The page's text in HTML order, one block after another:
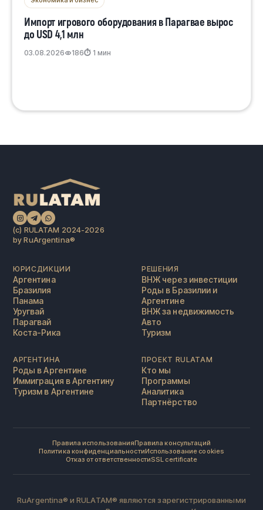
Импорт игрового оборудования в Парагвае вырос
до USD 4,1 млн
03.08.2026 186⏱ 1 мин
(c) RULATAM 2024-2026
by RuArgentina®️
ЮРИСДИКЦИИ
Аргентина
Бразилия
Панама
Уругвай
Парагвай
Коста-Рика
РЕШЕНИЯ
ВНЖ через инвестиции
Роды в Бразилии и
Аргентине
ВНЖ за недвижимость
Авто
Туризм
АРГЕНТИНА
Роды в Аргентине
Иммиграция в Аргентину
Туризм в Аргентине
ПРОЕКТ RULATAM
Кто мы
Программы
Аналитика
Партнёрство
Правила использованияПравила консультаций
Политика конфиденциальностиИспользование cookies
Отказ от ответственностиSSL certificate
RuArgentina® и RULATAM® являются зарегистрированными